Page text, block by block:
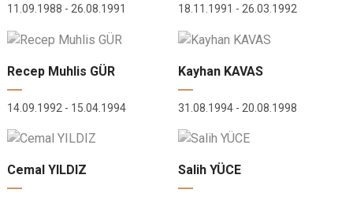
Köyceğiz
Marmaris
Menteşe
11.09.1988 - 26.08.1991 18.11.1991 - 26.03.1992
Recep Muhlis GÜR
14.09.1992 - 15.04.1994
Kayhan KAVAS
31.08.1994 - 20.08.1998
Cemal YILDIZ Salih YÜCE